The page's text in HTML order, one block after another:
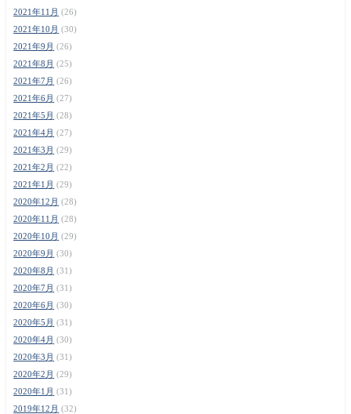
2021年11月 (26)
2021年10月 (30)
2021年9月 (26)
2021年8月 (25)
2021年7月 (26)
2021年6月 (27)
2021年5月 (28)
2021年4月 (27)
2021年3月 (29)
2021年2月 (22)
2021年1月 (29)
2020年12月 (28)
2020年11月 (28)
2020年10月 (29)
2020年9月 (30)
2020年8月 (31)
2020年7月 (31)
2020年6月 (30)
2020年5月 (31)
2020年4月 (30)
2020年3月 (31)
2020年2月 (29)
2020年1月 (31)
2019年12月 (32)